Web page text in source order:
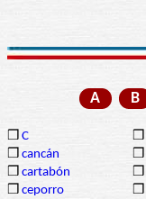
A B
❒ C ❒
❒ cancán ❒
❒ cartabón ❒
❒ ceporro ❒